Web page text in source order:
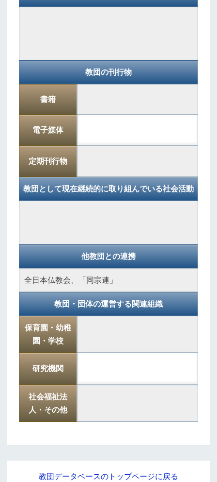
教団の刊行物
書籍
電子媒体
定期刊行物
教団として現在継続的に取り組んでいる社会活動
他教団との連携
全日本仏教会、「同宗連」
教団・団体の運営する関連組織
保育園・幼稚
園・学校
研究機関
社会福祉法
人・その他
教団データベースのトップページに戻る